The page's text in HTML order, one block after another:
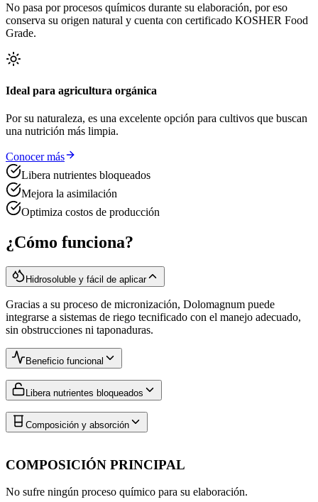
No pasa por procesos químicos durante su elaboración, por eso
conserva su origen natural y cuenta con certificado KOSHER Food
Grade.
Ideal para agricultura orgánica
Por su naturaleza, es una excelente opción para cultivos que buscan
una nutrición más limpia.
Conocer más
Libera nutrientes bloqueados
Mejora la asimilación
Optimiza costos de producción
¿Cómo funciona?
Hidrosoluble y fácil de aplicar
Gracias a su proceso de micronización, Dolomagnum puede
integrarse a sistemas de riego tecnificado con el manejo adecuado,
sin obstrucciones ni taponaduras.
Beneficio funcional
Libera nutrientes bloqueados
Composición y absorción
COMPOSICIÓN PRINCIPAL
No sufre ningún proceso químico para su elaboración.